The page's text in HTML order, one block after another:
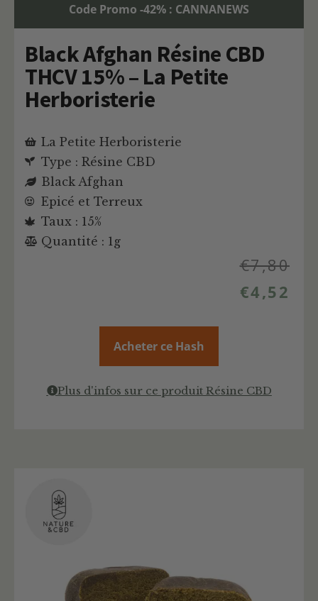
Code Promo -42% : CANNANEWS
Black Afghan Résine CBD
THCV 15% – La Petite
Herboristerie
La Petite Herboristerie
Type : Résine CBD
Black Afghan
Epicé et Terreux
Taux : 15%
Quantité : 1g
€7,80
€4,52
Acheter ce Hash
Plus d'infos sur ce produit Résine CBD